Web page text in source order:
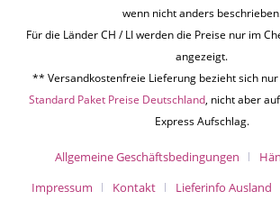
wenn nicht anders
Für die Länder CH / LI werden die Preise nur im
angezeigt.
** Versandkostenfreie Lieferung bezieht sich
Standard Paket Preise Deutschland, nicht aber
Express Aufschlag.
Allgemeine Geschäftsbedingungen
Impressum
Kontakt Lieferinfo Ausland